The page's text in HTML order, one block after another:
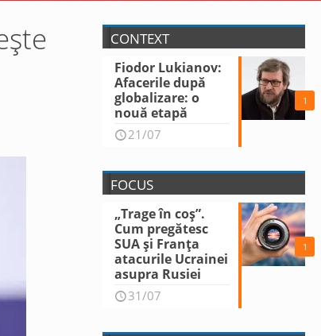
CONTEXT
1
Fiodor Lukianov:
Afacerile după
globalizare: o
nouă etapă
21/07
FOCUS
1
„Trage în coș”.
Cum pregătesc
SUA și Franța
atacurile Ucrainei
asupra Rusiei
31/07